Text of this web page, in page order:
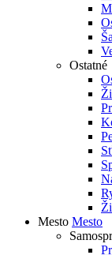
Ostatné
Mesto Mesto